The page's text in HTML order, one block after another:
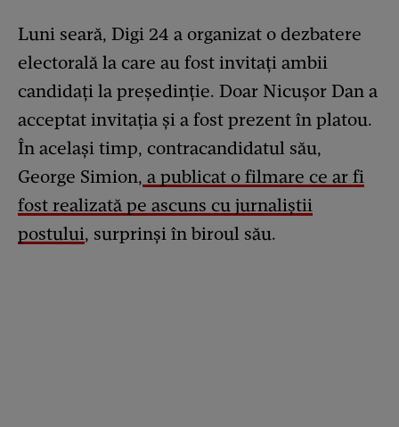
Luni seară, Digi 24 a organizat o dezbatere
electorală la care au fost invitați ambii
candidați la președinție. Doar Nicușor Dan a
acceptat invitația și a fost prezent în platou.
În același timp, contracandidatul său,
George Simion, a publicat o filmare ce ar fi
fost realizată pe ascuns cu jurnaliștii
postului, surprinși în biroul său.